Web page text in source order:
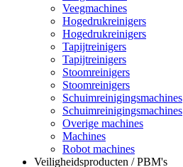
Veegmachines
Hogedrukreinigers
Hogedrukreinigers
Tapijtreinigers
Tapijtreinigers
Stoomreinigers
Stoomreinigers
Schuimreinigingsmachines
Schuimreinigingsmachines
Overige machines
Machines
Robot machines
Veiligheidsproducten / PBM's